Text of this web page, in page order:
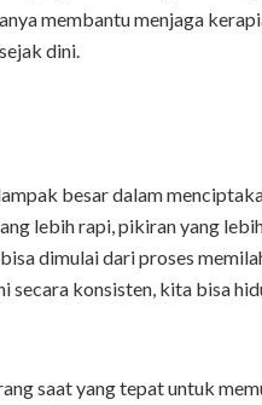
membantu menjaga
dini.
besar dalam
lebih rapi, pikiran yang
dimulai dari proses
secara konsisten, kita bisa
saat yang tepat untuk